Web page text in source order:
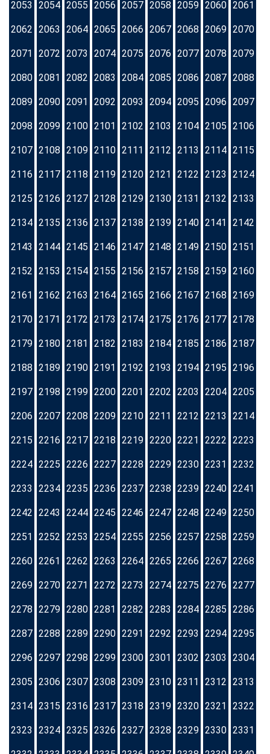
2053 2054 2055 2056 2057 2058 2059 2060 2061
2062 2063 2064 2065 2066 2067 2068 2069 2070
2071 2072 2073 2074 2075 2076 2077 2078 2079
2080 2081 2082 2083 2084 2085 2086 2087 2088
2089 2090 2091 2092 2093 2094 2095 2096 2097
2098 2099 2100 2101 2102 2103 2104 2105 2106
2107 2108 2109 2110 2111 2112 2113 2114 2115
2116 2117 2118 2119 2120 2121 2122 2123 2124
2125 2126 2127 2128 2129 2130 2131 2132 2133
2134 2135 2136 2137 2138 2139 2140 2141 2142
2143 2144 2145 2146 2147 2148 2149 2150 2151
2152 2153 2154 2155 2156 2157 2158 2159 2160
2161 2162 2163 2164 2165 2166 2167 2168 2169
2170 2171 2172 2173 2174 2175 2176 2177 2178
2179 2180 2181 2182 2183 2184 2185 2186 2187
2188 2189 2190 2191 2192 2193 2194 2195 2196
2197 2198 2199 2200 2201 2202 2203 2204 2205
2206 2207 2208 2209 2210 2211 2212 2213 2214
2215 2216 2217 2218 2219 2220 2221 2222 2223
2224 2225 2226 2227 2228 2229 2230 2231 2232
2233 2234 2235 2236 2237 2238 2239 2240 2241
2242 2243 2244 2245 2246 2247 2248 2249 2250
2251 2252 2253 2254 2255 2256 2257 2258 2259
2260 2261 2262 2263 2264 2265 2266 2267 2268
2269 2270 2271 2272 2273 2274 2275 2276 2277
2278 2279 2280 2281 2282 2283 2284 2285 2286
2287 2288 2289 2290 2291 2292 2293 2294 2295
2296 2297 2298 2299 2300 2301 2302 2303 2304
2305 2306 2307 2308 2309 2310 2311 2312 2313
2314 2315 2316 2317 2318 2319 2320 2321 2322
2323 2324 2325 2326 2327 2328 2329 2330 2331